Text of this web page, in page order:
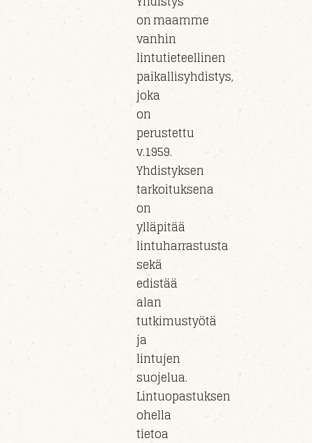
on maamme
vanhin
lintutieteellinen
paikallisyhdistys,
joka
on
perustettu
v.1959.
Yhdistyksen
tarkoituksena
on
ylläpitää
lintuharrastusta
sekä
edistää
alan
tutkimustyötä
ja
lintujen
suojelua.
Lintuopastuksen
ohella
tietoa